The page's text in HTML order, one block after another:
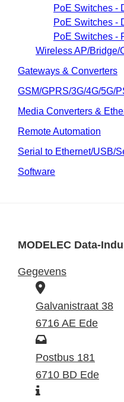
PoE Switches -
PoE Switches -
PoE Switches -
Wireless AP/Bridge/
Gateways & Converters
GSM/GPRS/3G/4G/5G/
Media Converters &
Remote Automation
Serial to Ethernet/USB/
Software
MODELEC Data-
Gegevens
B
e
z
o
e
k
Galvanistraat 38
6716 AE Ede
P
o
s
Postbus 181
6710 BD Ede
I